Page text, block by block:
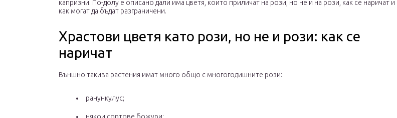
капризни. По-долу е описано дали има цветя, които приличат на рози, но не и на рози, как се наричат ​​и
как могат да бъдат разграничени.
Храстови цветя като рози, но не и рози: как се
наричат
Външно такива растения имат много общо с многогодишните рози:
ранункулус;